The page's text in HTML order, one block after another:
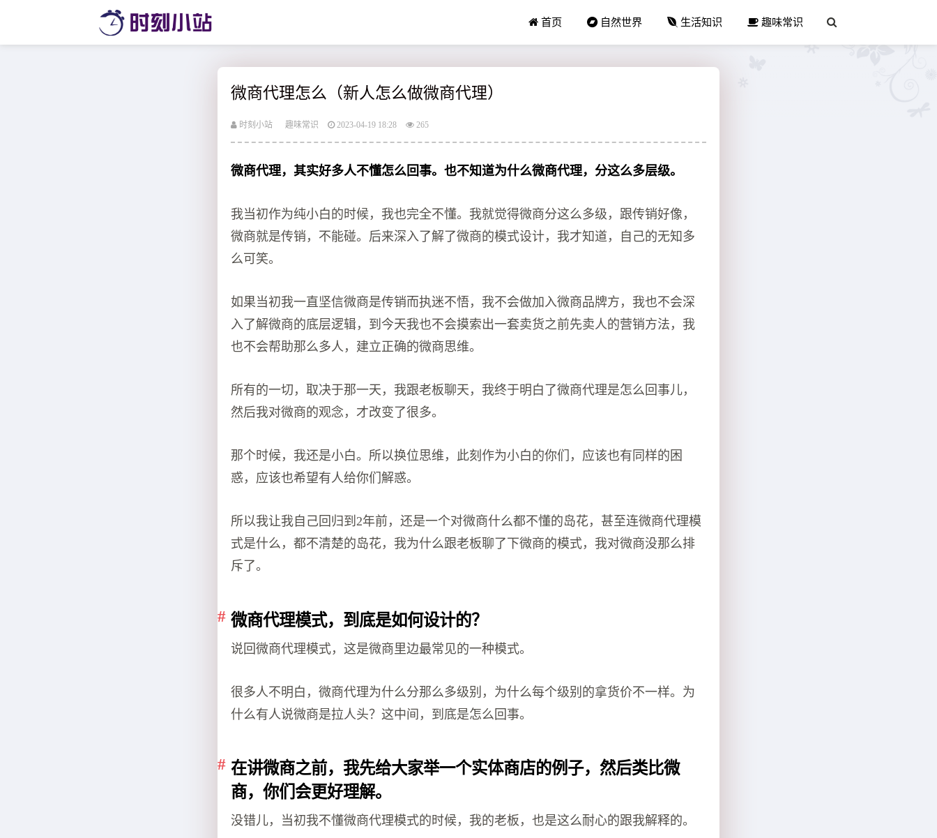
首页 自然世界 生活知识 趣味常识
微商代理怎么（新人怎么做微商代理）
时刻小站 趣味常识 2023-04-19 18:28 265
微商代理，其实好多人不懂怎么回事。也不知道为什么微商代理，分这么多层级。
我当初作为纯小白的时候，我也完全不懂。我就觉得微商分这么多级，跟传销好像，
微商就是传销，不能碰。后来深入了解了微商的模式设计，我才知道，自己的无知多
么可笑。
如果当初我一直坚信微商是传销而执迷不悟，我不会做加入微商品牌方，我也不会深
入了解微商的底层逻辑，到今天我也不会摸索出一套卖货之前先卖人的营销方法，我
也不会帮助那么多人，建立正确的微商思维。
所有的一切，取决于那一天，我跟老板聊天，我终于明白了微商代理是怎么回事儿，
然后我对微商的观念，才改变了很多。
那个时候，我还是小白。所以换位思维，此刻作为小白的你们，应该也有同样的困
惑，应该也希望有人给你们解惑。
所以我让我自己回归到2年前，还是一个对微商什么都不懂的岛花，甚至连微商代理模
式是什么，都不清楚的岛花，我为什么跟老板聊了下微商的模式，我对微商没那么排
斥了。
微商代理模式，到底是如何设计的？
说回微商代理模式，这是微商里边最常见的一种模式。
很多人不明白，微商代理为什么分那么多级别，为什么每个级别的拿货价不一样。为
什么有人说微商是拉人头？这中间，到底是怎么回事。
在讲微商之前，我先给大家举一个实体商店的例子，然后类比微
商，你们会更好理解。
没错儿，当初我不懂微商代理模式的时候，我的老板，也是这么耐心的跟我解释的。